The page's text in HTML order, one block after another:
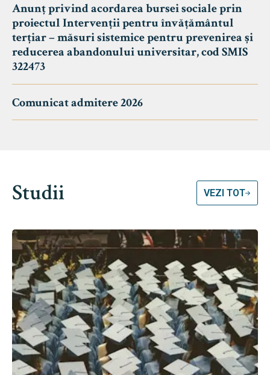
Anunț privind acordarea bursei sociale prin
proiectul Intervenții pentru învățământul
terțiar – măsuri sistemice pentru prevenirea și
reducerea abandonului universitar, cod SMIS
322473
Comunicat admitere 2026
Studii VEZI TOT